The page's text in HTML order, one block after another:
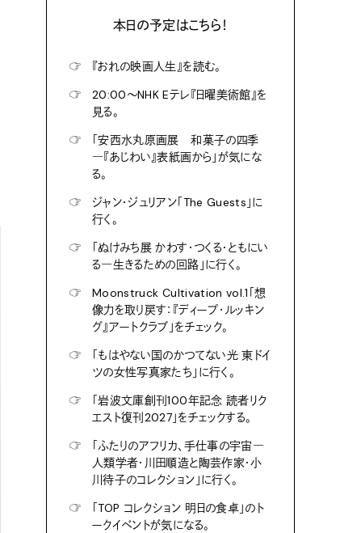
本日の予定はこちら！
☞
『おれの映画人生』を読む。
☞
20:00〜NHK Eテレ『日曜美術館』を
見る。
☞
「安西水丸原画展 和菓子の四季
―『あじわい』表紙画から」が気にな
る。
☞
ジャン・ジュリアン「The Guests」に
行く。
☞
「ぬけみち展 かわす・つくる・ともにい
る―生きるための回路」に行く。
☞
Moonstruck Cultivation vol.1「想
像力を取り戻す：『ディープ・ルッキン
グ』アートクラブ」をチェック。
☞
「もはやない国のかつてない光 東ドイ
ツの女性写真家たち」に行く。
☞
「岩波文庫創刊100年記念 読者リク
エスト復刊2027」をチェックする。
☞
「ふたりのアフリカ、手仕事の宇宙―
人類学者・川田順造と陶芸作家・小
川待子のコレクション」に行く。
☞
「TOP コレクション 明日の食卓」のト
ークイベントが気になる。